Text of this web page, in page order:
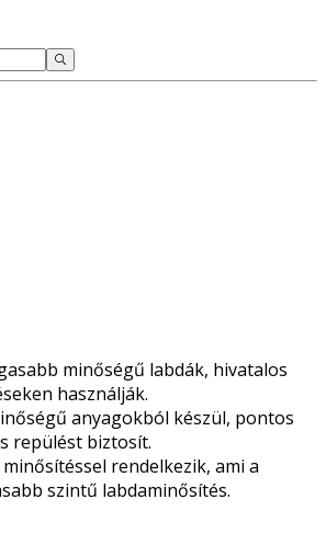
minőségű labdák, hivatalos
használják.
anyagokból készül, pontos
repülést biztosít.
minősítéssel rendelkezik, ami a
szintű labdaminősítés.